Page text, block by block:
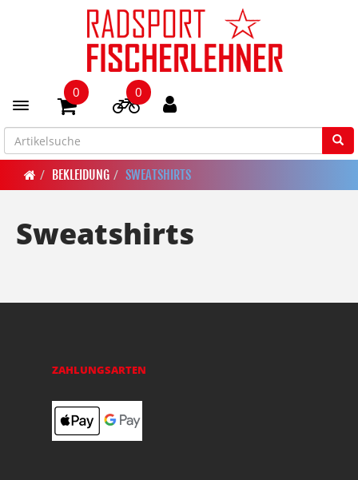
Toggle navigation
0 0
BEKLEIDUNG SWEATSHIRTS
Sweatshirts
ZAHLUNGSARTEN